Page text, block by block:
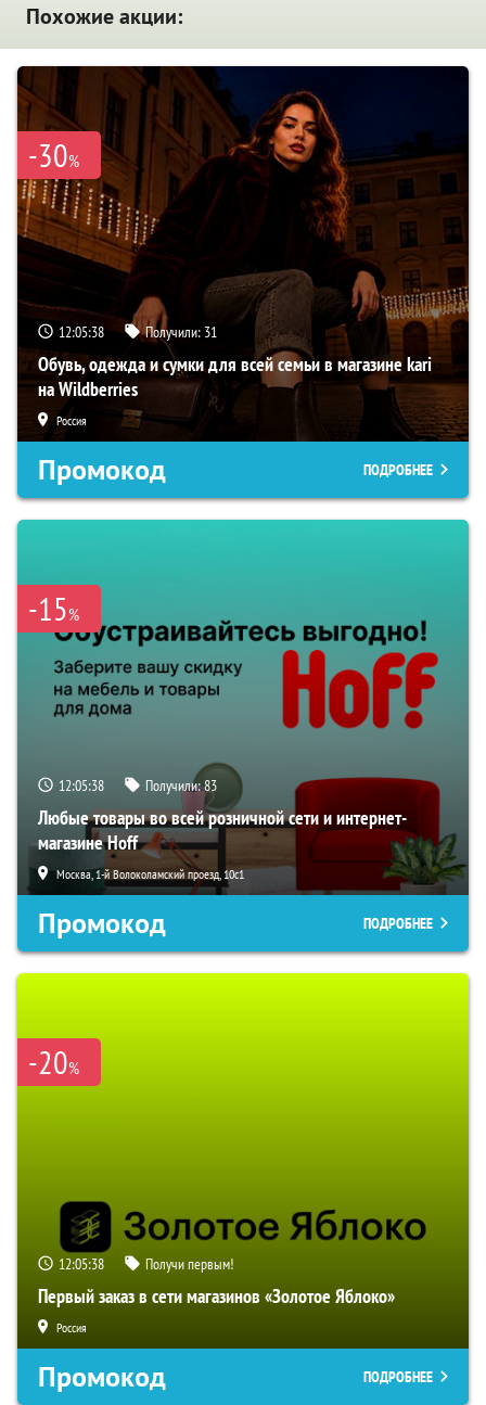
Похожие акции:
-30%
12:05:38 Получили: 31
Обувь, одежда и сумки для всей семьи в магазине kari
на Wildberries
Россия
Промокод ПОДРОБНЕЕ
-15%
12:05:38 Получили:83
Любые товары во всей розничной сети и интернет-
магазине Hoff
Москва, 1-й Волоколамский проезд, 10с1
Промокод ПОДРОБНЕЕ
-20%
12:05:38 Получи первым!
Первый заказ в сети магазинов «Золотое Яблоко»
Россия
Промокод ПОДРОБНЕЕ